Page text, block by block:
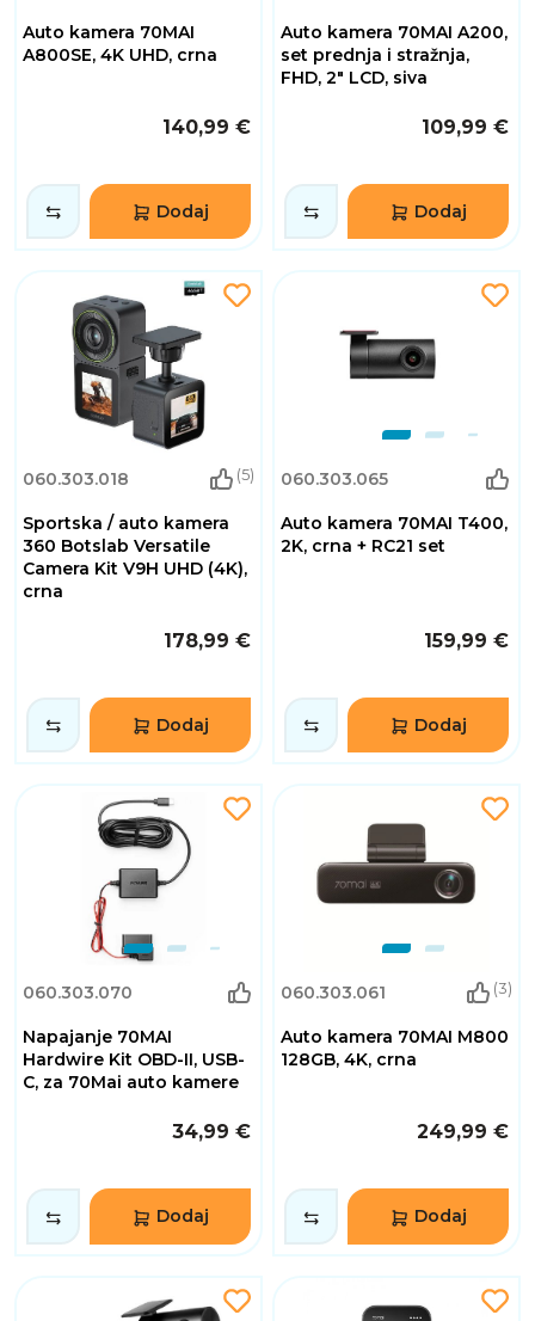
Auto kamera 70MAI
A800SE, 4K UHD, crna
140,99 €
Dodaj
Auto kamera 70MAI A200,
set prednja i stražnja,
FHD, 2" LCD, siva
109,99 €
Dodaj
060.303.018 (5)
Sportska / auto kamera
360 Botslab Versatile
Camera Kit V9H UHD (4K),
crna
178,99 €
Dodaj
060.303.065
Auto kamera 70MAI T400,
2K, crna + RC21 set
159,99 €
Dodaj
060.303.070
Napajanje 70MAI
Hardwire Kit OBD-II, USB-
C, za 70Mai auto kamere
34,99 €
Dodaj
060.303.061 (3)
Auto kamera 70MAI M800
128GB, 4K, crna
249,99 €
Dodaj